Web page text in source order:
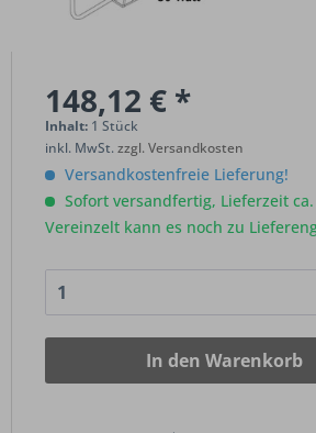
148,12 € *
Inhalt: 1 Stück
inkl. MwSt.zzgl. Versandkosten
Versandkostenfreie Lieferung!
Sofort versandfertig, Lieferzeit
Vereinzelt kann es noch zu
In den Warenkorb